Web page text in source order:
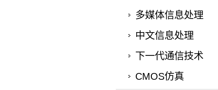
多媒体信息处理
中文信息处理
下一代通信技术
CMOS仿真